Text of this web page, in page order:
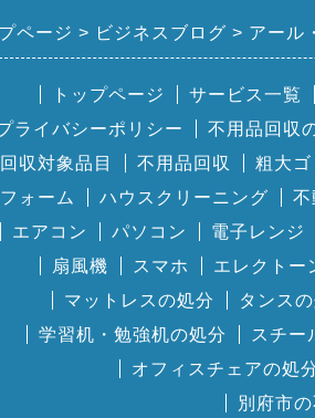
ページ ビジネスブログ アール
トップページ サービス一覧
ライバシーポリシー
不用品回収
回収対象品目
不用品回収 粗大ゴ
ォーム
ハウスクリーニング 不
エアコン
パソコン 電子レンジ
扇風機
スマホ エレクトー
マットレスの処分
タンス
学習机・勉強机の処分
スチー
オフィスチェアの処
別府市